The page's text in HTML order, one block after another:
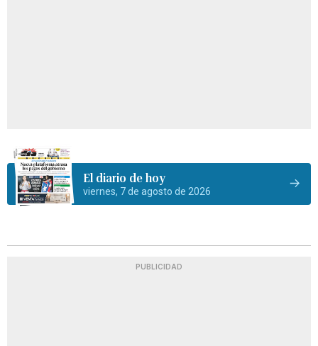
El diario de hoy
viernes, 7 de agosto de 2026
PUBLICIDAD